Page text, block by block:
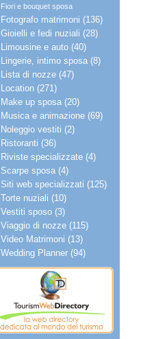
Fiori e bouquet sposa
Fotografo matrimoni (136)
Gioielli e fedi nuziali (28)
Limousine e auto (40)
Lingerie, intimo sposa (8)
Lista di nozze (47)
Location (271)
Make up sposa (20)
Musica e animazione (69)
Noleggio vestiti (2)
Ristoranti (36)
Riviste specializzate (4)
Scarpe sposa (4)
Siti web specializzati (125)
Torte nuziali (10)
Vestiti sposo (3)
Viaggio di nozze (115)
Video Matrimoni (13)
Wedding Planner (94)